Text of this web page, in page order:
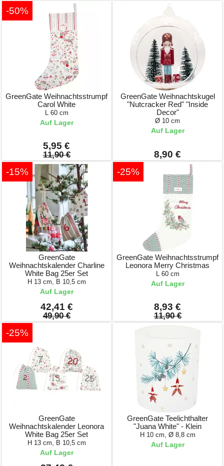
-50%
GreenGate Weihnachtsstrumpf
Carol White
L 60 cm
Auf Lager
5,95 €
11,90 €
GreenGate Weihnachtskugel
"Nutcracker Red" "Inside
Decor"
Ø 10 cm
Auf Lager
8,90 €
-15%
GreenGate
Weihnachtskalender Charline
White Bag 25er Set
H 13 cm, B 10,5 cm
Auf Lager
42,41 €
49,90 €
-25%
GreenGate Weihnachtsstrumpf
Leonora Merry Christmas
L 60 cm
Auf Lager
8,93 €
11,90 €
-25%
GreenGate
Weihnachtskalender Leonora
White Bag 25er Set
H 13 cm, B 10,5 cm
Auf Lager
GreenGate Teelichthalter
"Juana White" - Klein
H 10 cm, Ø 8,8 cm
Auf Lager